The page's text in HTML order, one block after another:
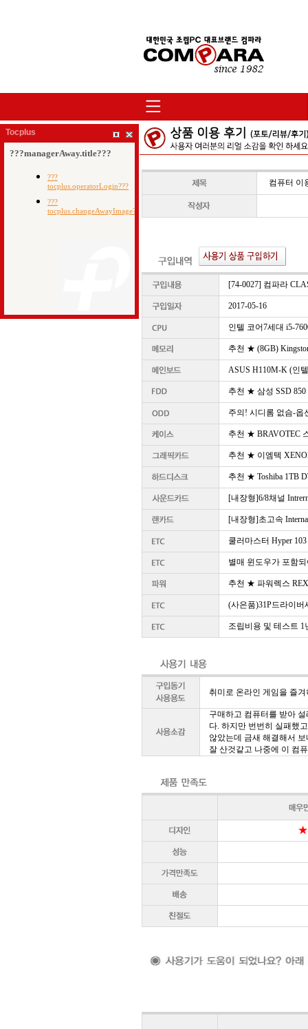
컴퓨터 이
[74-0027] 컴파라
2017-05-16
인텔 코어7세대 i5-
추천 ★ (8GB)
ASUS H110M-K (인
추천 ★ 삼성 SSD
주의! 시디롬 없슴-
추천 ★ BRAVOTEC
추천 ★ 이엠텍
추천 ★ Toshiba 1TB
[내장형]6/8채널
[내장형]초고속
쿨러마스터 Hyper
별매 윈도우가 포함
추천 ★ 파워렉스
(사은품)31P드라이
조립비용 및 테스트
취미로 온라인 게임을 즐
구매하고 컴퓨터를 받아
다. 하지만 번번히 실패했
않았는데 금새 해결해서
잘 산것같고 나중에 이 컴
★
Tocplus